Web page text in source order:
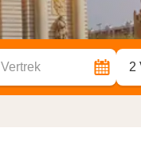
Vertrek 2